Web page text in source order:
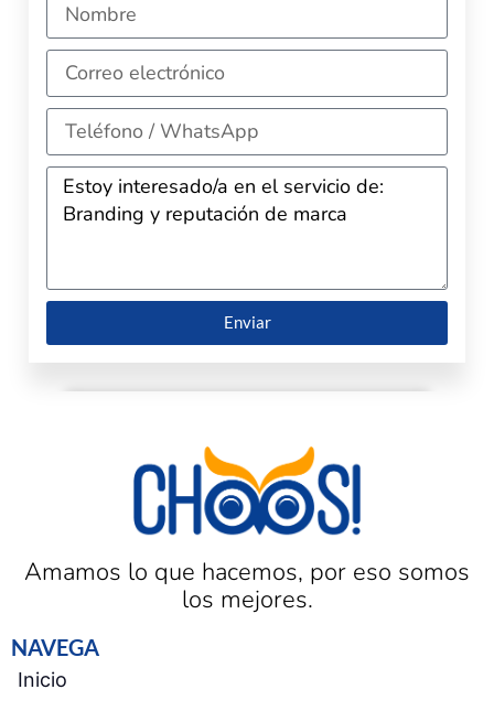
Enviar
Amamos lo que hacemos, por eso somos
los mejores.
NAVEGA
Inicio